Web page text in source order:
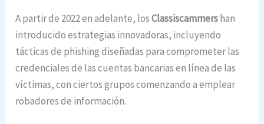
A partir de 2022 en adelante, losClassiscammershan
introducido estrategias innovadoras, incluyendo
tácticas de phishing diseñadas para comprometer las
credenciales de las cuentas bancarias en línea de las
víctimas, con ciertos grupos comenzando a emplear
robadores de información.